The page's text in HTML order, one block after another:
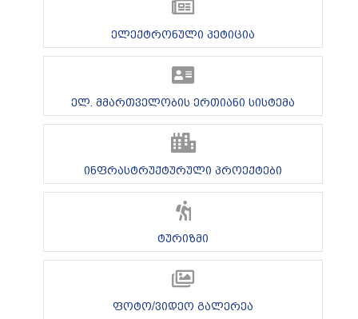
ელექტრონული პეტიცია
ელ. მმართველობის ერთიანი სისტემა
ინფრასტრუქტურული პროექტები
ტურიზმი
ფოტო/ვიდეო გალერეა